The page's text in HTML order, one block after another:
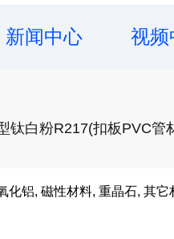
新闻中心 视频
钛白粉R217(扣板PVC管
化铝, 磁性材料, 重晶石, 其